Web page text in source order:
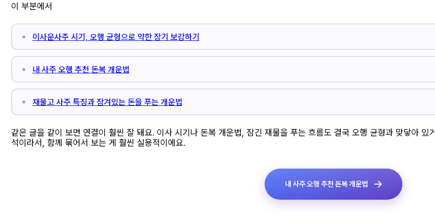
이 부분에서
이사운사주 시기, 오행 균형으로 약한 장기 보강하기
내 사주 오행 추천 돈복 개운법
재물고 사주 특징과 잠겨있는 돈을 푸는 개운법
같은 글을 같이 보면 연결이 훨씬 잘 돼요. 이사 시기나 돈복 개운법, 잠긴 재물을 푸는 흐름도 결국 오행 균형과 맞닿아
석이라서, 함께 묶어서 보는 게 훨씬 실용적이에요.
내 사주 오행 추천 돈복 개운법